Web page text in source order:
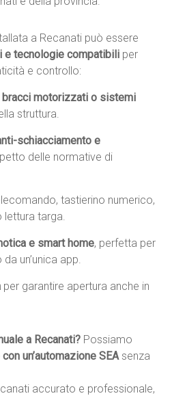
a Recanati può essere
e tecnologie compatibili per
e controllo:
bracci motorizzati o sistemi
struttura.
schiacciamento e
delle normative di
tastierino numerico,
lettura targa.
e smart home, perfetta per
un’unica app.
per garantire apertura anche in
a Recanati? Possiamo
un’automazione SEAsenza
accurato e professionale,